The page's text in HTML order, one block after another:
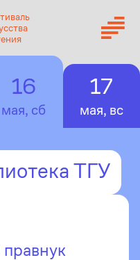
16
мая, сб
17
мая, вс
ТГУ